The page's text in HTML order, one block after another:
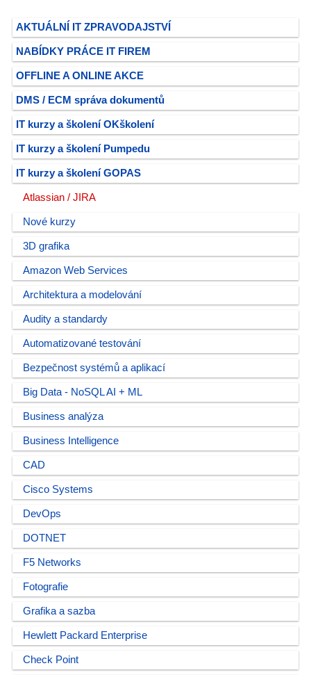
AKTUÁLNÍ IT ZPRAVODAJSTVÍ
NABÍDKY PRÁCE IT FIREM
OFFLINE A ONLINE AKCE
DMS / ECM správa dokumentů
IT kurzy a školení OKškolení
IT kurzy a školení Pumpedu
IT kurzy a školení GOPAS
Atlassian / JIRA
Nové kurzy
3D grafika
Amazon Web Services
Architektura a modelování
Audity a standardy
Automatizované testování
Bezpečnost systémů a aplikací
Big Data - NoSQL AI + ML
Business analýza
Business Intelligence
CAD
Cisco Systems
DevOps
DOTNET
F5 Networks
Fotografie
Grafika a sazba
Hewlett Packard Enterprise
Check Point